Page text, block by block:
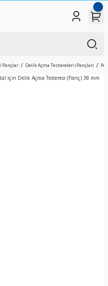
Pançlar Delik Açma Testereleri (Pançlar)